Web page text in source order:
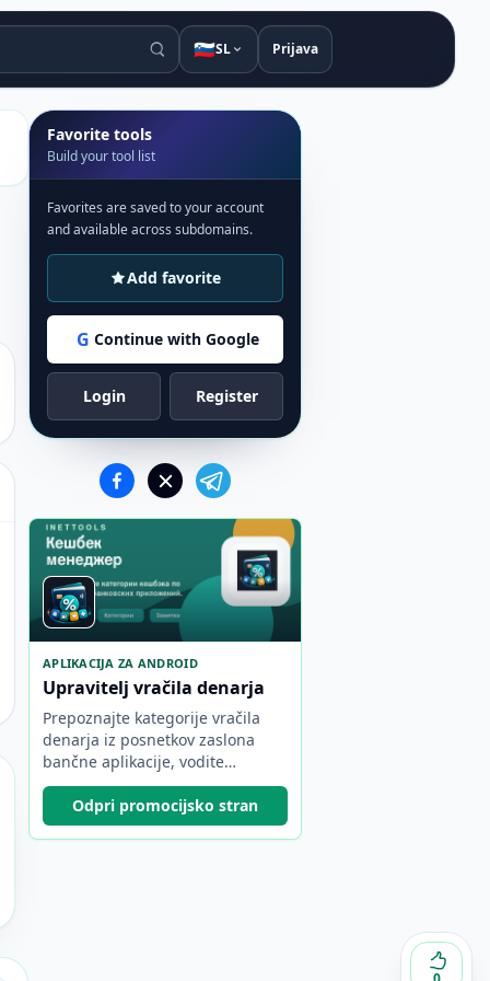
🇸🇮SL Prijava
Favorite tools
Build your tool list
Favorites are saved to your account
and available across subdomains.
Add favorite
G Continue with Google
Login Register
APLIKACIJA ZA ANDROID
Upravitelj vračila denarja
Prepoznajte kategorije vračila
denarja iz posnetkov zaslona
bančne aplikacije, vodite
mesečni povzetek po bankah in
hitreje izberite najboljšo kartico.
Odpri promocijsko stran